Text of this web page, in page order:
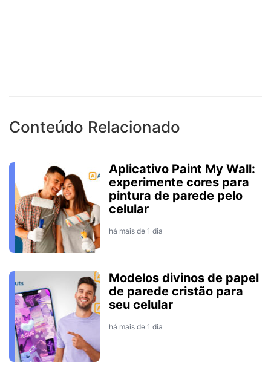
Conteúdo Relacionado
Aplicativo Paint My Wall:
experimente cores para
pintura de parede pelo
celular
há mais de 1 dia
Modelos divinos de papel
de parede cristão para
seu celular
há mais de 1 dia